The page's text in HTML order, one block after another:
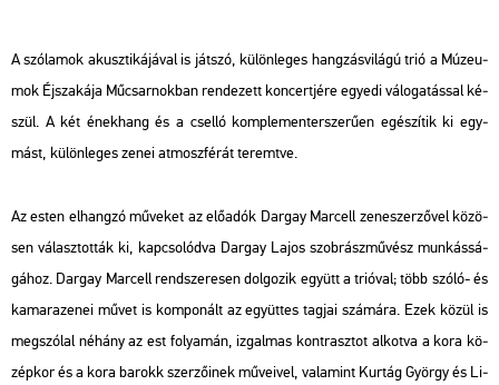
A szó­la­mok akusz­ti­ká­já­val is ját­szó, kü­lön­le­ges hang­zás­vi­lá­gú trió a Mú­ze­u­
mok Éj­sza­ká­ja Mű­csar­nok­ban ren­de­zett kon­cert­jé­re egye­di vá­lo­ga­tás­sal ké­
szül. A két ének­hang és a csel­ló komp­le­men­ter­sze­rű­en egé­szí­tik ki egy­
mást, kü­lön­le­ges zenei at­mosz­fé­rát te­remt­ve.
Az esten el­hang­zó mű­ve­ket az elő­adók Dar­gay Mar­cell ze­ne­szer­ző­vel kö­zö­
sen vá­lasz­tot­ták ki, kap­cso­lód­va Dar­gay Lajos szob­rász­mű­vész mun­kás­sá­
gá­hoz. Dar­gay Mar­cell rend­sze­re­sen dol­go­zik együtt a tri­ó­val; több szóló- és
ka­ma­ra­ze­nei művet is kom­po­nált az együt­tes tag­jai szá­má­ra. Ezek közül is
meg­szó­lal né­hány az est fo­lya­mán, iz­gal­mas kont­rasz­tot al­kot­va a kora kö­
zép­kor és a kora ba­rokk szer­ző­i­nek mű­ve­i­vel, va­la­mint Kurt­ág György és Li­